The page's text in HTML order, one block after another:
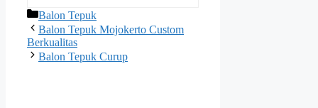
Kategori
Balon Tepuk
Balon Tepuk Mojokerto Custom
Berkualitas
Balon Tepuk Curup